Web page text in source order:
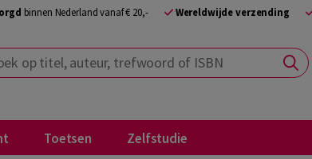
binnen Nederland vanaf € 20,- Wereldwijde verzending
op titel, auteur, trefwoord of ISBN
Toetsen Zelfstudie